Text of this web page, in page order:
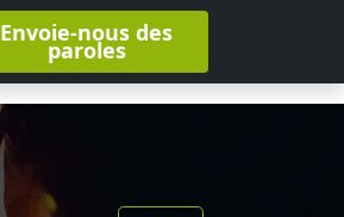
Envoie-nous des
paroles